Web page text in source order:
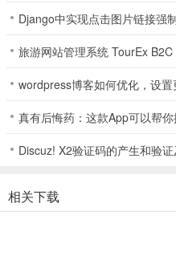
4、解锁vip专享特权新体验，享
戏，各种模式应有尽有，都可以符
5、强力的防作弊，全新游戏环境
的棋牌游戏玩法模式，专业服务
戏特色
Django中实现点击图片链接强
旅游网站管理系统 TourEx
wordpress博客如何优化，设
真有后悔药：这款App可以帮
Discuz! X2验证码的产生和验
相关下载